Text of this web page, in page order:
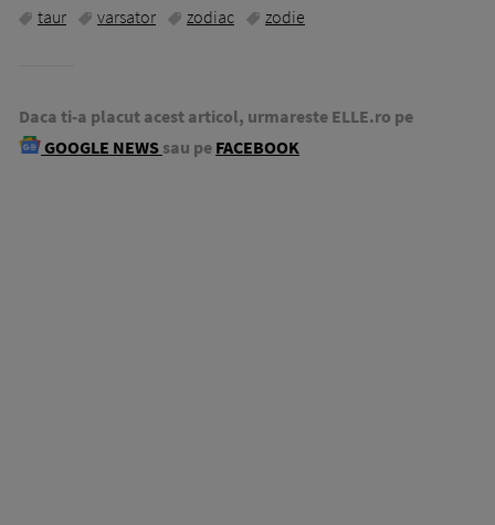
taur
varsator zodiac zodie
Daca ti-a placut acest articol, urmareste ELLE.ro pe
GOOGLE NEWS sau pe FACEBOOK